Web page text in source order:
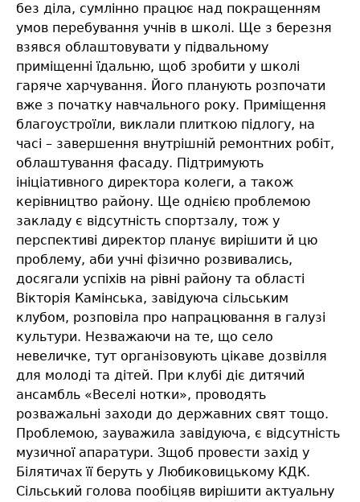
без діла, сумлінно працює над покращенням
умов перебування учнів в школі. Ще з березня
взявся облаштовувати у підвальному
приміщенні їдальню, щоб зробити у школі
гаряче харчування. Його планують розпочати
вже з початку навчального року. Приміщення
благоустроїли, виклали плиткою підлогу, на
часі – завершення внутрішній ремонтних робіт,
облаштування фасаду. Підтримують
ініціативного директора колеги, а також
керівництво району. Ще однією проблемою
закладу є відсутність спортзалу, тож у
перспективі директор планує вирішити й цю
проблему, аби учні фізично розвивались,
досягали успіхів на рівні району та області
Вікторія Камінська, завідуюча сільським
клубом, розповіла про напрацювання в галузі
культури. Незважаючи на те, що село
невеличке, тут організовують цікаве дозвілля
для молоді та дітей. При клубі діє дитячий
ансамбль «Веселі нотки», проводять
розважальні заходи до державних свят тощо.
Проблемою, зауважила завідуюча, є відсутність
музичної апаратури. Зщоб провести захід у
Білятичах її беруть у Любиковицькому КДК.
Сільський голова пообіцяв вирішити актуальну